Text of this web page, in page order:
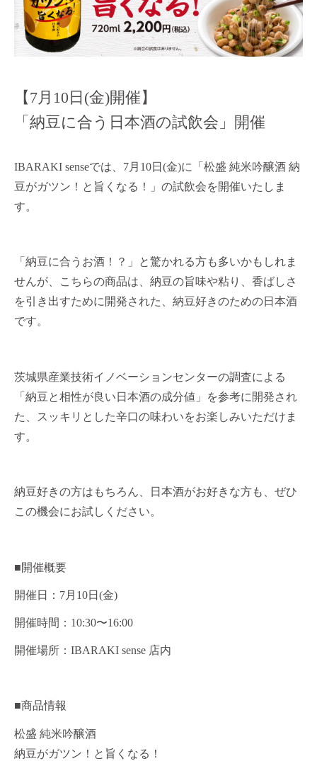
【7月10日(金)開催】
「納豆に合う日本酒の試飲会」開催
IBARAKI senseでは、7月10日(金)に「松盛 純米吟醸酒 納
豆がガツン！と旨くなる！」の試飲会を開催いたしま
す。
「納豆に合うお酒！？」と驚かれる方も多いかもしれま
せんが、こちらの商品は、納豆の旨味や粘り、香ばしさ
を引き出すために開発された、納豆好きのための日本酒
です。
茨城県産業技術イノベーションセンターの調査による
「納豆と相性が良い日本酒の成分値」を参考に開発され
た、スッキリとした辛口の味わいをお楽しみいただけま
す。
納豆好きの方はもちろん、日本酒がお好きな方も、ぜひ
この機会にお試しください。
■開催概要
開催日：7月10日(金)
開催時間：10:30〜16:00
開催場所：IBARAKI sense 店内
■商品情報
松盛 純米吟醸酒
納豆がガツン！と旨くなる！